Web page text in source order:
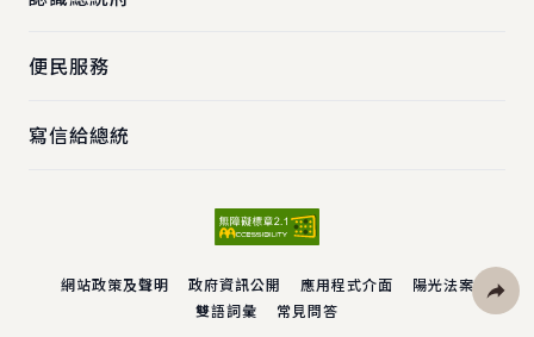
便民服務
寫信給總統
網站政策及聲明 政府資訊公開 應用程式介面
陽光法案
雙語詞彙
常見問答